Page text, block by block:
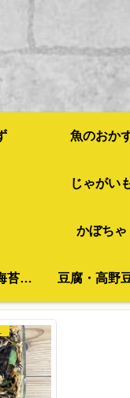
魚のおか
じゃがい
かぼちゃ
わかめ・ひじき・海苔など 豆腐・高野